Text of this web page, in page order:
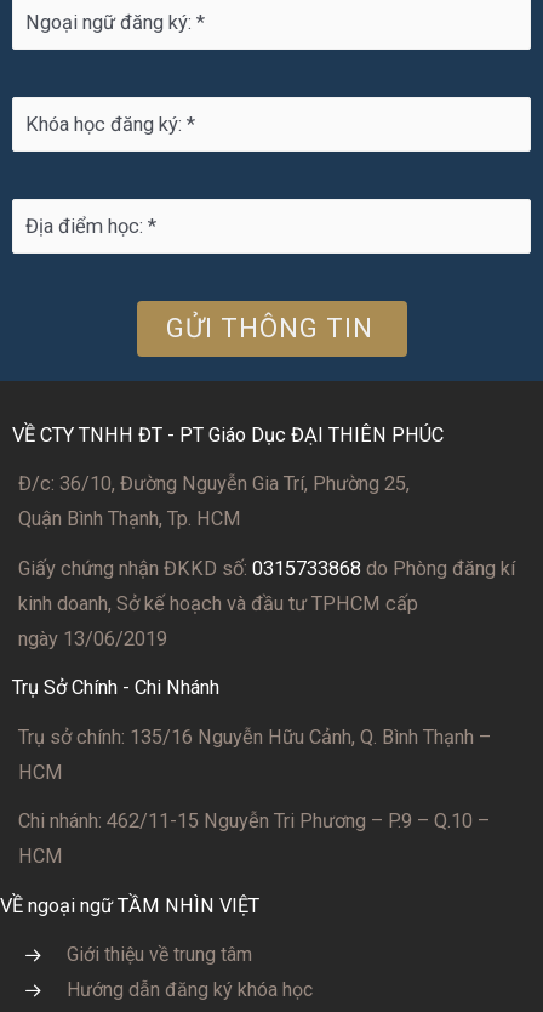
VỀ CTY TNHH ĐT - PT Giáo Dục ĐẠI THIÊN PHÚC
Đ/c: 36/10, Đường Nguyễn Gia Trí, Phường 25,
Quận Bình Thạnh, Tp. HCM
Giấy chứng nhận ĐKKD số: 0315733868 do Phòng đăng kí
kinh doanh, Sở kế hoạch và đầu tư TPHCM cấp
ngày 13/06/2019
Trụ Sở Chính - Chi Nhánh
Trụ sở chính: 135/16 Nguyễn Hữu Cảnh, Q. Bình Thạnh –
HCM
Chi nhánh: 462/11-15 Nguyễn Tri Phương – P.9 – Q.10 –
HCM
VỀ ngoại ngữ TẦM NHÌN VIỆT
Giới thiệu về trung tâm
Hướng dẫn đăng ký khóa học